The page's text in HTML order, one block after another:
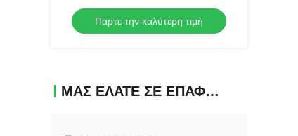
νάυλον σκληρές τρίχες
οδοντοβουρτσών
Πάρτε την καλύτερη τιμή
ΜΑΣ ΕΛΆΤΕ ΣΕ ΕΠΑΦΉ ΜΕ